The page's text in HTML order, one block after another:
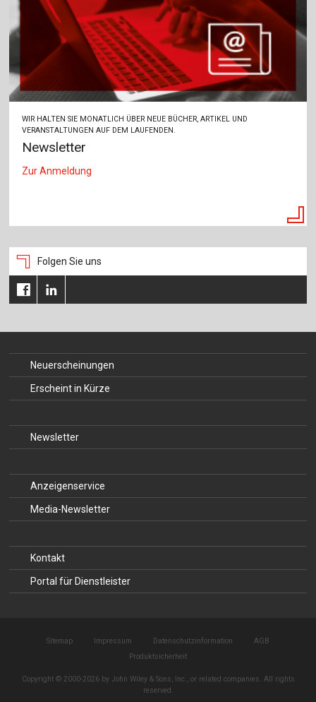
WIR HALTEN SIE MONATLICH ÜBER NEUE BÜCHER, ARTIKEL UND
VERANSTALTUNGEN AUF DEM LAUFENDEN.
Newsletter
Zur Anmeldung
Folgen Sie uns
Neuerscheinungen
Erscheint in Kürze
Newsletter
Anzeigenservice
Media-Newsletter
Kontakt
Portal für Dienstleister
Sitemap Impressum Datenschutzinformation
AGB
Produktsicherheit
Copyright © 2000-2026 by John Wiley & Sons, Inc., or related companies. All rights
reserved.